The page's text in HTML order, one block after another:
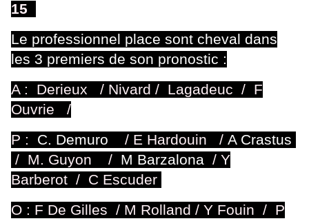
15
Le professionnel place sont cheval dans
les 3 premiers de son pronostic :
A : Derieux / Nivard / Lagadeuc / F
Ouvrie /
P : C. Demuro / E Hardouin / A Crastus
/ M. Guyon / M Barzalona / Y
Barberot / C Escuder
O : F De Gilles / M Rolland / Y Fouin / P